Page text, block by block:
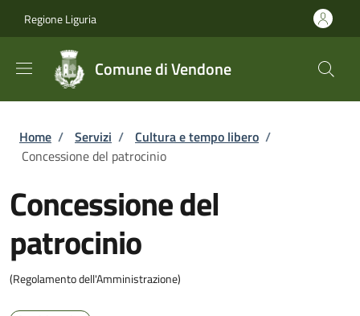
Regione Liguria
Comune di Vendone
Briciole di pane
Home / Servizi / Cultura e tempo libero /
Concessione del patrocinio
Concessione del
patrocinio
(Regolamento dell'Amministrazione)